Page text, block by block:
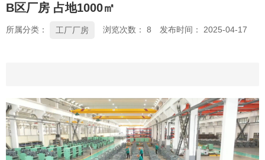
B区厂房 占地1000㎡
所属分类： 工厂厂房 浏览次数： 8 发布时间： 2025-04-17